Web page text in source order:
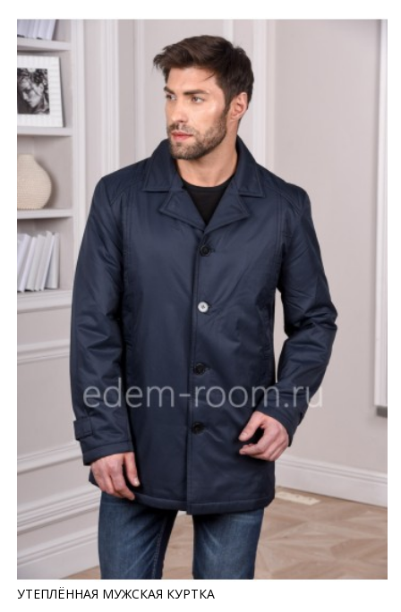
УТЕПЛЁННАЯ МУЖСКАЯ КУРТКА